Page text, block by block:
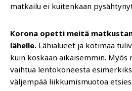
matkailu ei kuitenkaan
Korona opetti meitä
lähelle. Lähialueet ja kotimaa
kuin koskaan aikaisemmin. Myös
vaihtua lentokoneesta
väljempää liikkumismuotoa